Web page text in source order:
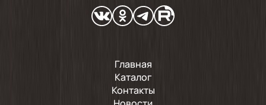
Главная
Каталог
Контакты